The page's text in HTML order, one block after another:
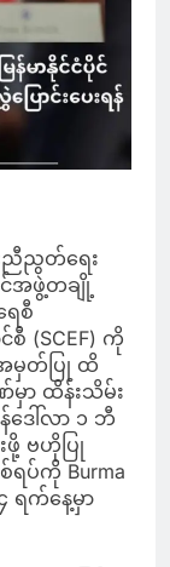
းညီညွတ်ရေး
င်အဖွဲ့တချို့
ေစီ
စီ (SCEF) ကို
မှတ်ပြု ထိ
ာ ထိန်းသိမ်း
ဒေါ်လာ ၁ ဘီ
ဖို့ ဗဟိုပြု
ပ်ကို Burma
ရက်နေ့မှာ